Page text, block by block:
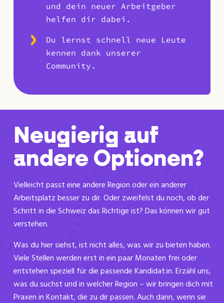
und dein neuer Arbeitgeber
helfen dir dabei.
Du lernst schnell neue Leute
kennen dank unserer
Community.
Neugierig auf
andere Optionen?
Vielleicht passt eine andere Region oder ein anderer
Arbeitsplatz besser zu dir. Oder zweifelst du noch, ob der
Schritt in die Schweiz das Richtige ist? Das können wir gut
verstehen.
Was du hier siehst, ist nicht alles, was wir zu bieten haben.
Viele Stellen werden erst in ein paar Monaten frei oder
entstehen speziell für die passende Kandidat:in. Erzähl uns,
was du suchst und in welcher Region – wir bringen dich mit
Praxen in Kontakt, die zu dir passen. Auch dann, wenn sie